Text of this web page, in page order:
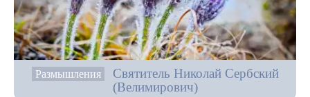
Размышления
Святитель Николай Сербский
(Велимирович)